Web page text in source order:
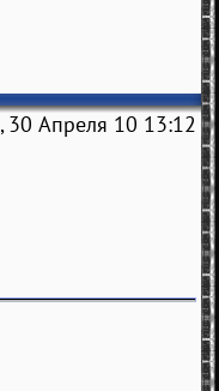
, 30 Апреля 10 13:12